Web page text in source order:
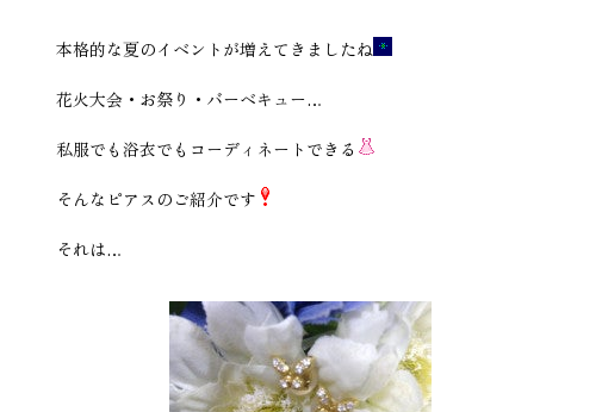
本格的な夏のイベントが増えてきましたね
花火大会・お祭り・バーベキュー…
私服でも浴衣でもコーディネートできる
そんなピアスのご紹介です
それは…